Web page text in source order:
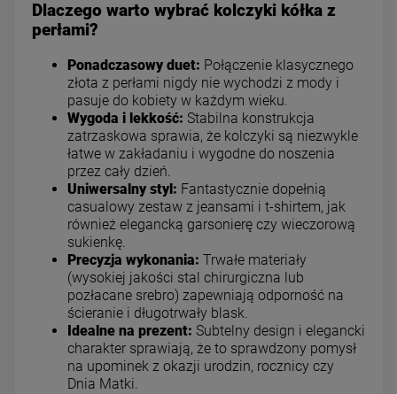
Dlaczego warto wybrać kolczyki kółka z
perłami?
Ponadczasowy duet: Połączenie klasycznego
złota z perłami nigdy nie wychodzi z mody i
pasuje do kobiety w każdym wieku.
Wygoda i lekkość: Stabilna konstrukcja
zatrzaskowa sprawia, że kolczyki są niezwykle
łatwe w zakładaniu i wygodne do noszenia
przez cały dzień.
Uniwersalny styl: Fantastycznie dopełnią
casualowy zestaw z jeansami i t-shirtem, jak
również elegancką garsonierę czy wieczorową
sukienkę.
Precyzja wykonania: Trwałe materiały
(wysokiej jakości stal chirurgiczna lub
pozłacane srebro) zapewniają odporność na
ścieranie i długotrwały blask.
Idealne na prezent: Subtelny design i elegancki
charakter sprawiają, że to sprawdzony pomysł
na upominek z okazji urodzin, rocznicy czy
Dnia Matki.